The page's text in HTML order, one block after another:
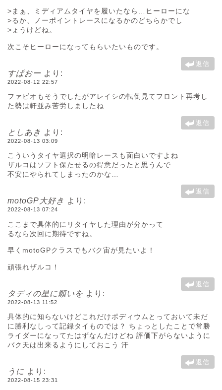
>まぁ、ミディアムタイヤを履いたなら…ヒーローにな
>るか、ノーポイントレースになるかのどちらかでし
>ょうけどね。
次こそヒーローになってもらいたいものです。
返信
すぱおー より:
2022-08-12 22:57
ファビオもそうでしたがアレイシの転倒見てフロント再考し
た勢は軒並み苦労しましたね
返信
としあき より:
2022-08-13 03:09
こういうタイヤ選択の明暗レースも面白いですよね
ザルコはソフト保たせるの得意だったと思うんで
不安にやられてしまったのかな…
返信
motoGP大好き より:
2022-08-13 07:24
ここまで具体的にリタイヤした理由が分かって
るなら次回に期待ですね。
早くmotoGPクラスでもバク宙が見たいよ！
頑張れザルコ！
返信
タディの星に願いを より:
2022-08-13 11:52
具体的に知らないけどこれだけポディウムとっておいて未だ
に勝利なしって記録タイものでは？ ちょっとしたことで常勝
ライダーになってたはずなんだけどね 評価下がらないように
バク天は出来るようにしておこう 汗
返信
うに より:
2022-08-15 23:31